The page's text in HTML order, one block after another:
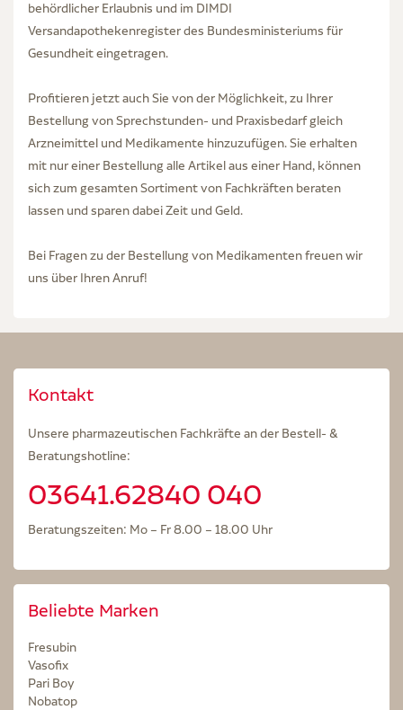
behördlicher Erlaubnis und im DIMDI
Versandapothekenregister des Bundesministeriums für
Gesundheit eingetragen.
Profitieren jetzt auch Sie von der Möglichkeit, zu Ihrer
Bestellung von Sprechstunden- und Praxisbedarf gleich
Arzneimittel und Medikamente hinzuzufügen. Sie erhalten
mit nur einer Bestellung alle Artikel aus einer Hand, können
sich zum gesamten Sortiment von Fachkräften beraten
lassen und sparen dabei Zeit und Geld.
Bei Fragen zu der Bestellung von Medikamenten freuen wir
uns über Ihren Anruf!
Kontakt
Unsere pharmazeutischen Fachkräfte an der Bestell- &
Beratungshotline:
03641.62840 040
Beratungszeiten: Mo – Fr 8.00 – 18.00 Uhr
Beliebte Marken
Fresubin
Vasofix
Pari Boy
Nobatop